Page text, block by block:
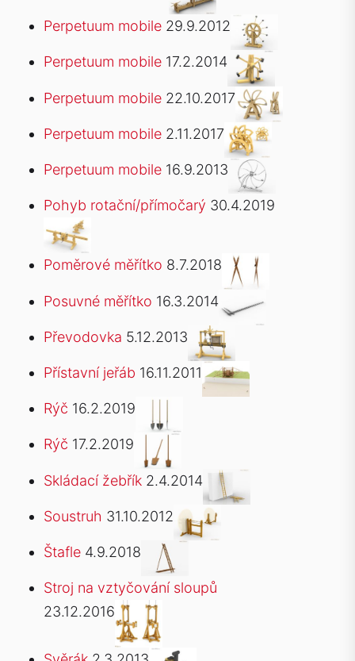
Perpetuum mobile 29.9.2012
Perpetuum mobile 17.2.2014
Perpetuum mobile 22.10.2017
Perpetuum mobile 2.11.2017
Perpetuum mobile 16.9.2013
Pohyb rotační/přímočarý 30.4.2019
Poměrové měřítko 8.7.2018
Posuvné měřítko 16.3.2014
Převodovka 5.12.2013
Přístavní jeřáb 16.11.2011
Rýč 16.2.2019
Rýč 17.2.2019
Skládací žebřík 2.4.2014
Soustruh 31.10.2012
Štafle 4.9.2018
Stroj na vztyčování sloupů
23.12.2016